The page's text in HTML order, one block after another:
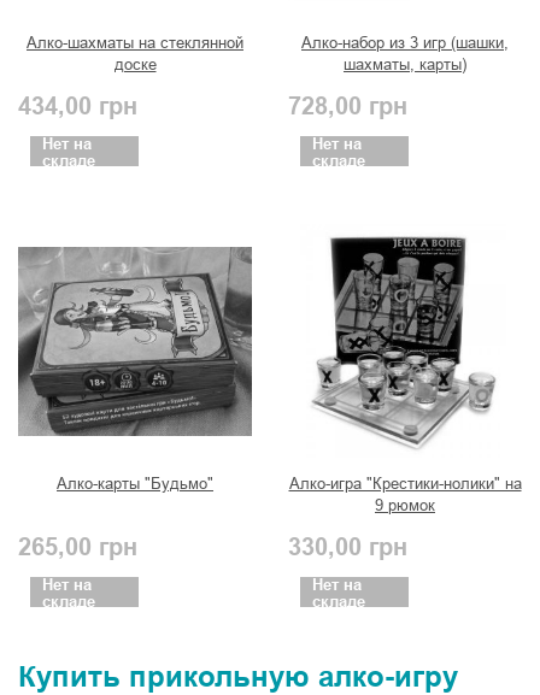
Алко-шахматы на стеклянной
доске
434,00 грн
Нет на
складе
Алко-набор из 3 игр (шашки,
шахматы, карты)
728,00 грн
Нет на
складе
Алко-карты "Будьмо"
265,00 грн
Нет на
складе
Алко-игра "Крестики-нолики" на
9 рюмок
330,00 грн
Нет на
складе
Купить прикольную алко-игру